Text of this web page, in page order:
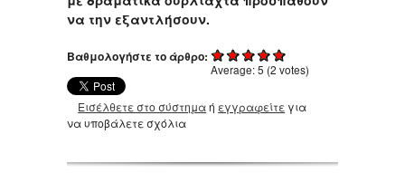
να την εξαντλήσουν.
Βαθμολογήστε το άρθρο:
Average:5 (2 votes)
Εισέλθετε στο σύστημαή εγγραφείτε για
να υποβάλετε σχόλια